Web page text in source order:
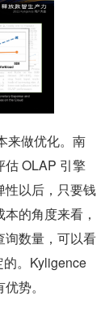
来做优化。南
估 OLAP 引擎
性以后，只要钱
的角度来看，
询数量，可以看
。Kyligence
势。